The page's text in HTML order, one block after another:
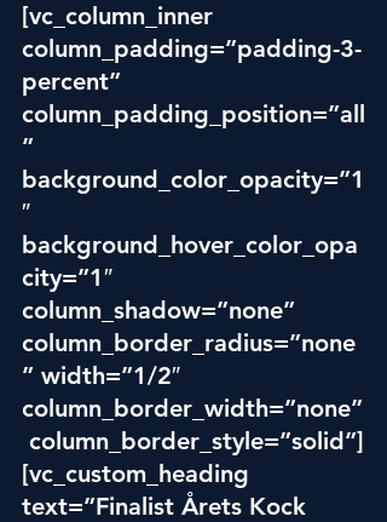
[vc_column_inner
column_padding=”padding-3-
percent”
column_padding_position=”all
”
background_color_opacity=”1
″
background_hover_color_opa
city=”1″
column_shadow=”none”
column_border_radius=”none
” width=”1/2″
column_border_width=”none”
column_border_style=”solid”]
[vc_custom_heading
text=”Finalist Årets Kock